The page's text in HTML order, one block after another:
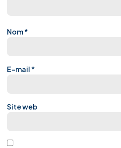
Nom*
E-mail *
Site web